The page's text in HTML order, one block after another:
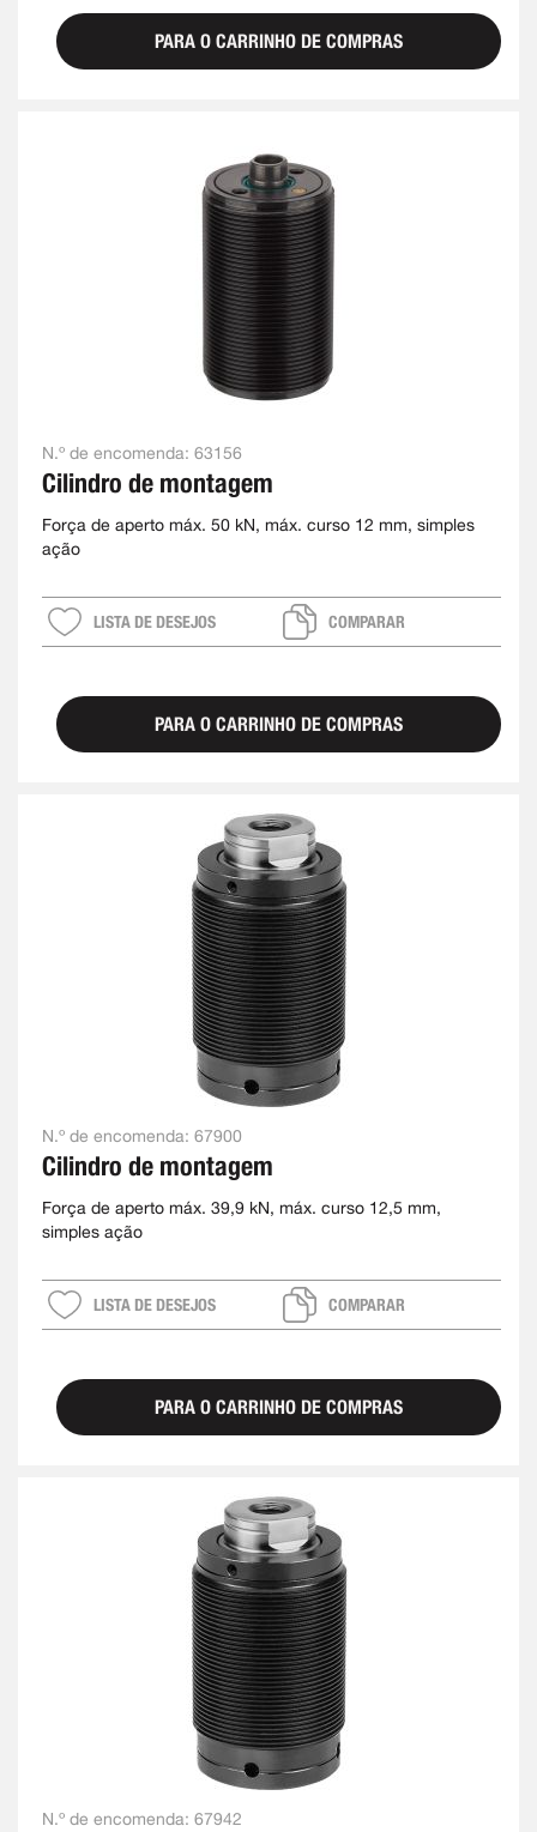
PARA O CARRINHO DE COMPRAS
N.º de encomenda: 63156
Cilindro de montagem
Força de aperto máx. 50 kN, máx. curso 12 mm, simples
ação
LISTA DE DESEJOS COMPARAR
PARA O CARRINHO DE COMPRAS
N.º de encomenda: 67900
Cilindro de montagem
Força de aperto máx. 39,9 kN, máx. curso 12,5 mm,
simples ação
LISTA DE DESEJOS COMPARAR
PARA O CARRINHO DE COMPRAS
N.º de encomenda: 67942